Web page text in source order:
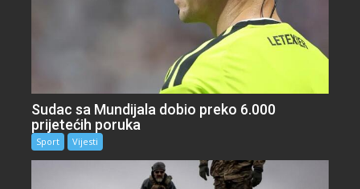
Sudac sa Mundijala dobio preko 6.000
prijetećih poruka
Sport Vijesti